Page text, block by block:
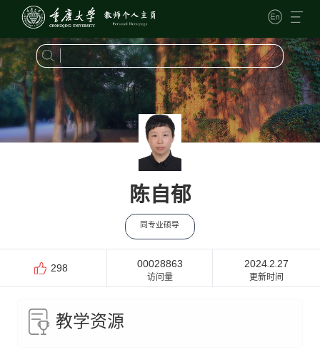
陈自郁
同专业硕导
298 00028863
访问量
2024-2-27
更新时间
教学资源